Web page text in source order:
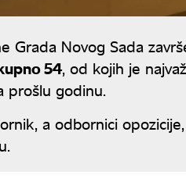
Grada Novog Sada
54, od kojih je
prošlu godinu.
a odbornici